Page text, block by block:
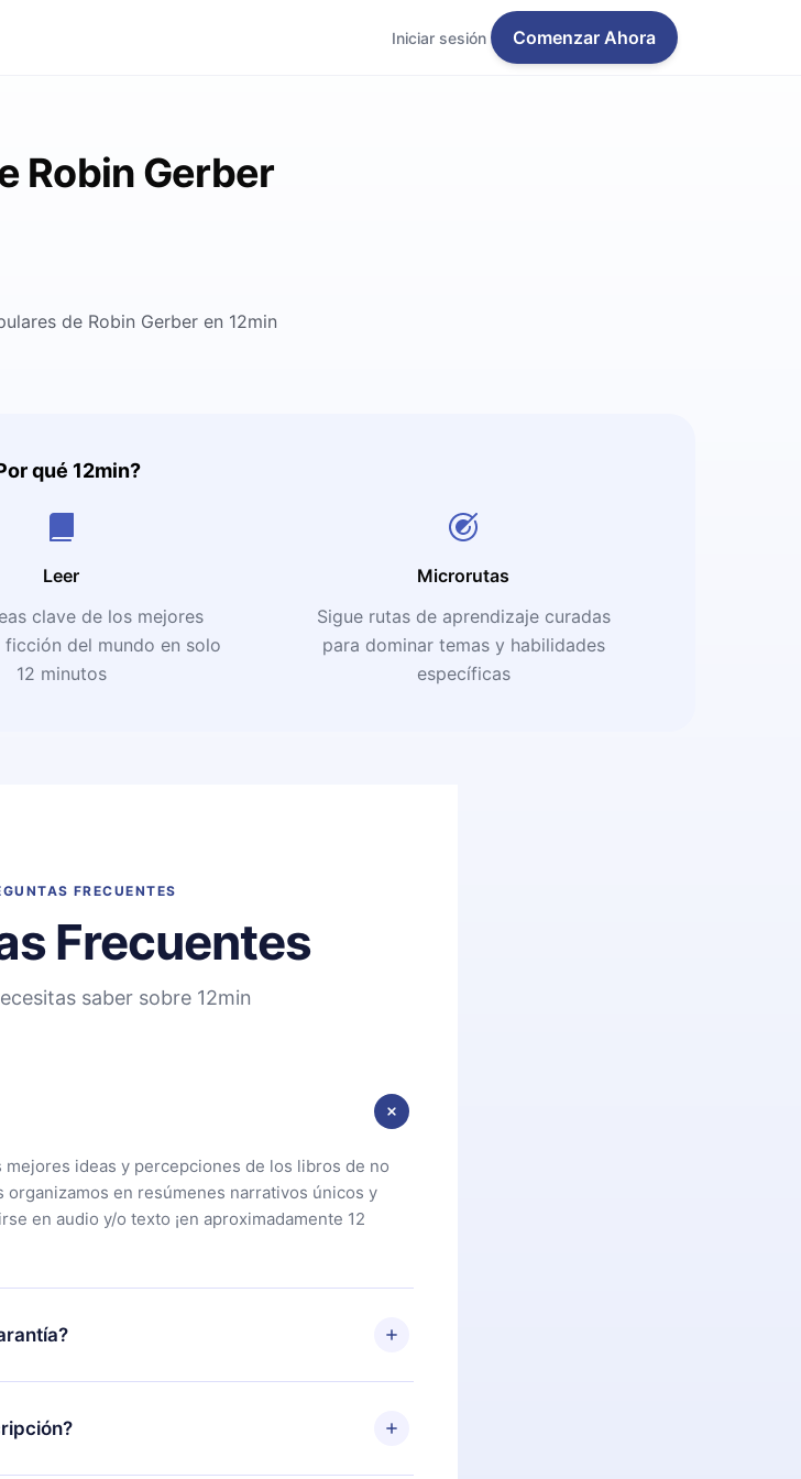
Iniciar sesión Comenzar Ahora
Robin Gerber
de Robin Gerber en 12min
qué 12min?
Leer
clave de los mejores
del mundo en solo
12 minutos
Microrutas
Sigue rutas de aprendizaje curadas
para dominar temas y habilidades
específicas
FRECUENTES
Frecuentes
saber sobre 12min
mejores ideas y percepciones de los libros de no
en resúmenes narrativos únicos y
en audio y/o texto ¡en aproximadamente 12
comenzar a disfrutar de nuestra biblioteca. Si por
plataforma, simplemente contacta a